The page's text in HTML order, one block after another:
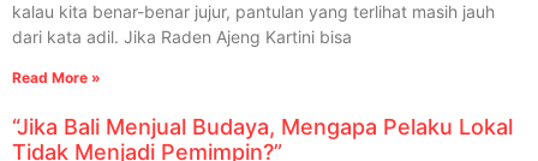
kalau kita benar-benar jujur, pantulan yang terlihat masih jauh
dari kata adil. Jika Raden Ajeng Kartini bisa
Read More »
“Jika Bali Menjual Budaya, Mengapa Pelaku Lokal
Tidak Menjadi Pemimpin?”